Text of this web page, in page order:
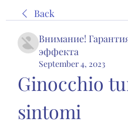
Back
Внимание!
эффекта
September 4, 2023
Ginocchio
sintomi